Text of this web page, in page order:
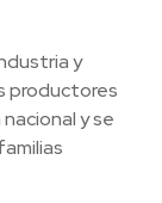
y
productores
y se